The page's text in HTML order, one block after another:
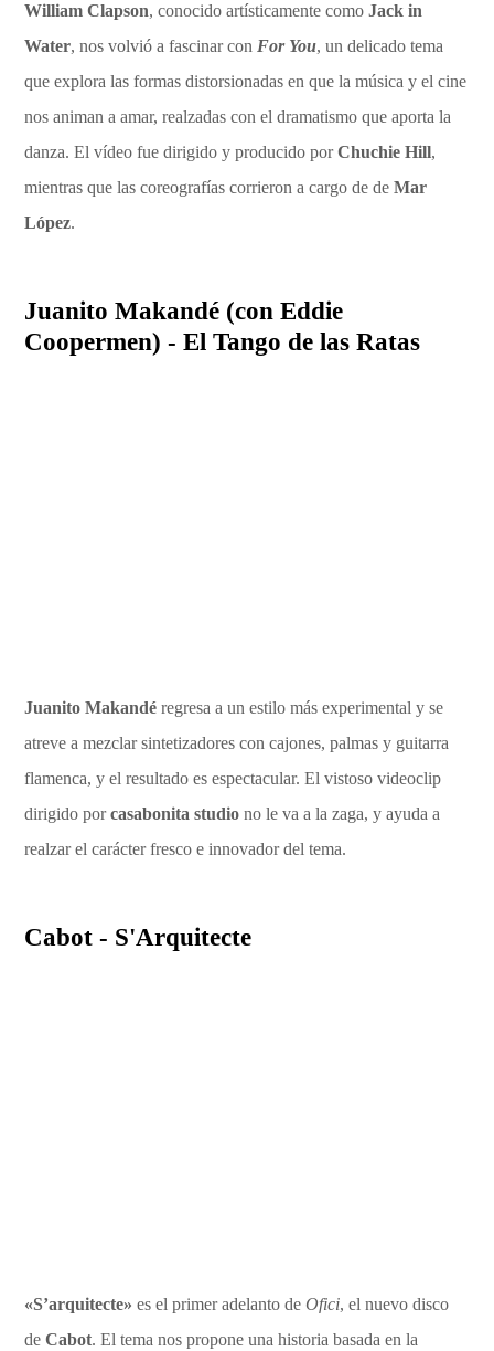
William Clapson, conocido artísticamente comoJack in
Water, nos volvió a fascinar con For You, un delicado tema
que explora las formas distorsionadas en que la música y el cine
nos animan a amar, realzadas con el dramatismo que aporta la
danza. El vídeo fue dirigido y producido porChuchie Hill,
mientras que las coreografías corrieron a cargo de deMar
López.
Juanito Makandé (con Eddie
Coopermen) - El Tango de las Ratas
Juanito Makandé regresa a un estilo más experimental y se
atreve a mezclar sintetizadores con cajones, palmas y guitarra
flamenca, y el resultado es espectacular. El vistoso videoclip
dirigido porcasabonita studio no le va a la zaga, y ayuda a
realzar el carácter fresco e innovador del tema.
Cabot - S'Arquitecte
«S’arquitecte» es el primer adelanto deOfici, el nuevo disco
deCabot. El tema nos propone una historia basada en la